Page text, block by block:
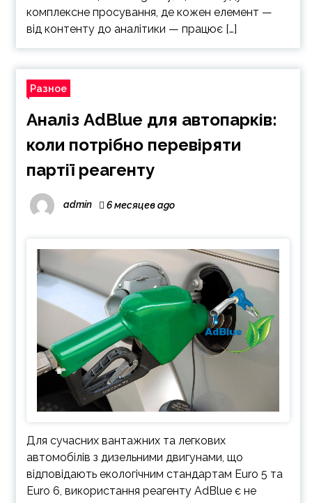
комплексне просування, де кожен елемент —
від контенту до аналітики — працює […]
Разное
Аналіз AdBlue для автопарків:
коли потрібно перевіряти
партії реагенту
admin 6 месяцев ago
Для сучасних вантажних та легкових
автомобілів з дизельними двигунами, що
відповідають екологічним стандартам Euro 5 та
Euro 6, використання реагенту AdBlue є не